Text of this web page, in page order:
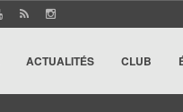
ACTUALITÉS CLUB